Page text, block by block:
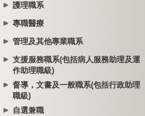
護理職系
專職醫療
管理及其他專業職系
支援服務職系(包括病人服務助理及運
作助理職級)
督導，文書及一般職系(包括行政助理
職級)
自選兼職